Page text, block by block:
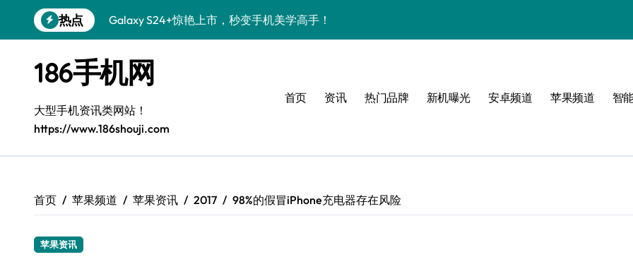
到
热点
Galaxy S24+惊艳上市，秒变手机美学高手！
Galaxy A56 5G登场，时尚旗舰新选择！
三星S26上手秒变个性机，3招玩转壁纸与主题！
S25美化秘籍：个性潮玩，炫酷随心！
Galaxy C55 5G潮定新尚，玩转个性无限可能
Galaxy Z Flip6：折叠时尚，一瞬惊艳
186手机网
大型手机资讯类网站！
https://www.186shouji.com
首页 资讯 热门品牌 新机曝光 安卓频道 苹果频道 智
首页 苹果频道 苹果资讯 2017 98%的假冒iPhone充电器存在风险
苹果资讯